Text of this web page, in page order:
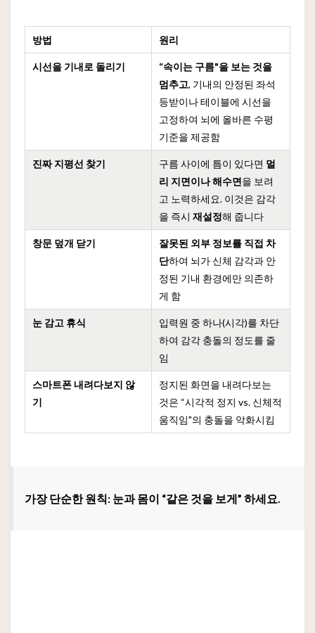
방법 원리
시선을 기내로 돌리기
“속이는 구름"을 보는 것을
멈추고, 기내의 안정된 좌석
등받이나 테이블에 시선을
고정하여 뇌에 올바른 수평
기준을 제공함
진짜 지평선 찾기 구름 사이에 틈이 있다면 멀
리 지면이나 해수면을 보려
고 노력하세요. 이것은 감각
을 즉시재설정해 줍니다
창문 덮개 닫기
잘못된 외부 정보를 직접 차
단하여 뇌가 신체 감각과 안
정된 기내 환경에만 의존하
게 함
눈 감고 휴식
입력원 중 하나(시각)를 차단
하여 감각 충돌의 정도를 줄
임
스마트폰 내려다보지 않
기
정지된 화면을 내려다보는
것은 “시각적 정지 vs. 신체적
움직임"의 충돌을 악화시킴
가장 단순한 원칙: 눈과 몸이 “같은 것을 보게” 하세요.